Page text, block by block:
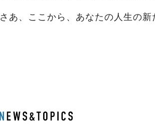
さあ、ここから、あなたの人生の新